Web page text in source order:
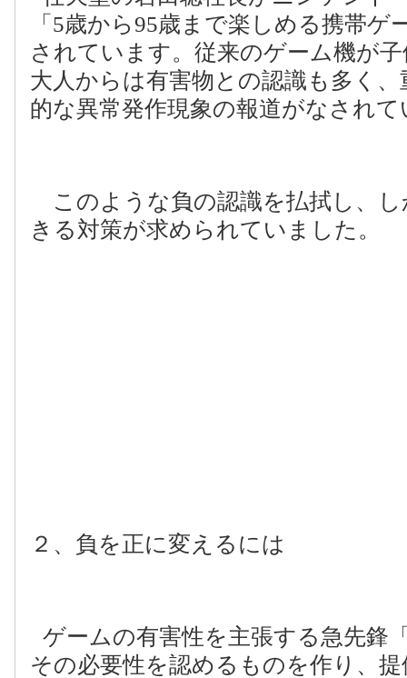
「 5歳から95歳まで楽しめる携帯ゲ
されています。従来のゲーム機が
大人からは有害物との認識も多く
的な異常発作現象の報道がなされ
このような負の認識を払拭し、し
きる対策が求められていました。
２、負を正に変えるには
ゲームの有害性を主張する急先鋒
その必要性を認めるものを作り、